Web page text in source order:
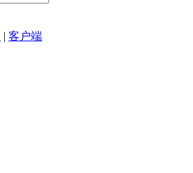
| 客户端